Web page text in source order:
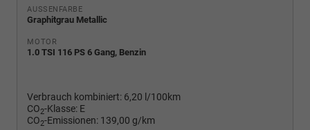
AUSSENFARBE
Graphitgrau Metallic
MOTOR
1.0 TSI 116 PS 6 Gang, Benzin
Verbrauch kombiniert: 6,20 l/100km
CO2-Klasse: E
CO2-Emissionen: 139,00 g/km